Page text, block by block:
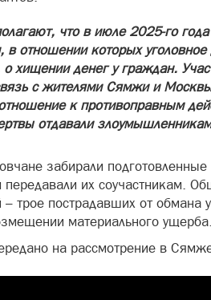
что в июле 2025-го
отношении которых уголовное
о хищении денег у граждан.
с жителями Сямжи и
к противоправным
отдавали
забирали
передавали их соучастникам.
– трое пострадавших от обмана
материального ущерба.
на рассмотрение в